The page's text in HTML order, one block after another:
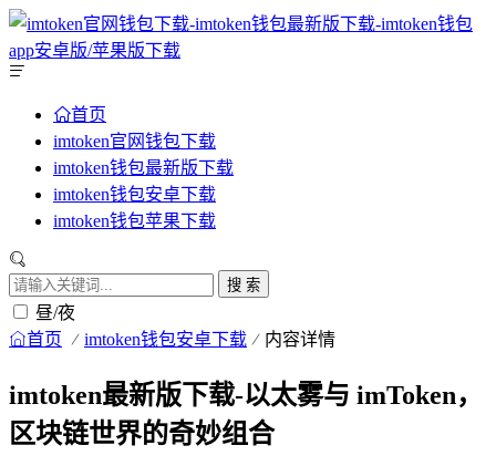
首页
imtoken官网钱包下载
imtoken钱包最新版下载
imtoken钱包安卓下载
imtoken钱包苹果下载
搜 索
昼/夜
首页 imtoken钱包安卓下载 内容详情
imtoken最新版下载-以太雾与 imToken，
区块链世界的奇妙组合